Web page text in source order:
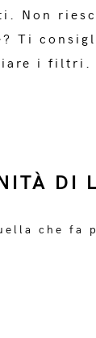
Non
Ti
i filtri.
DI
che fa